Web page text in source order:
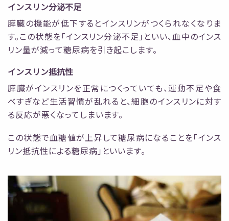
インスリン分泌不足
膵臓の機能が低下するとインスリンがつくられなくなりま
す。この状態を「インスリン分泌不足」といい、血中のインス
リン量が減って糖尿病を引き起こします。
インスリン抵抗性
膵臓がインスリンを正常につくっていても、運動不足や食
べすぎなど生活習慣が乱れると、細胞のインスリンに対す
る反応が悪くなってしまいます。
この状態で血糖値が上昇して糖尿病になることを「インス
リン抵抗性による糖尿病」といいます。